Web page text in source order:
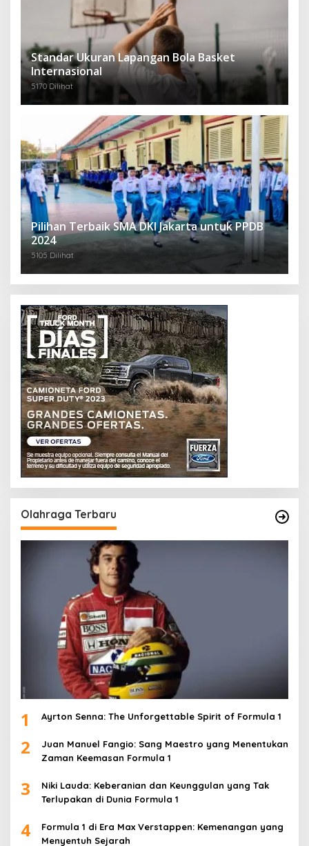
Standar Ukuran Lapangan Bola Basket
Internasional
5170 Dilihat
Pilihan Terbaik SMA DKI Jakarta untuk PPDB
2024
5105 Dilihat
Olahraga Terbaru
1 Ayrton Senna: The Unforgettable Spirit of Formula 1
2
Juan Manuel Fangio: Sang Maestro yang Menentukan
Zaman Keemasan Formula 1
3
Niki Lauda: Keberanian dan Keunggulan yang Tak
Terlupakan di Dunia Formula 1
4
Formula 1 di Era Max Verstappen: Kemenangan yang
Menyentuh Sejarah